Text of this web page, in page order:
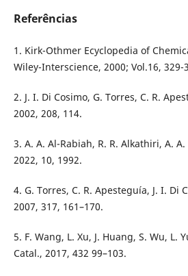
Referências
1. Kirk-Othmer Ecyclopedia of
Wiley-Interscience, 2000; Vol.16, 329-
2. J. I. Di Cosimo, G. Torres, C. R.
2002, 208, 114.
3. A. A. Al-Rabiah, R. R. Alkathiri, A.
2022, 10, 1992.
4. G. Torres, C. R. Apesteguía, J. I. Di
2007, 317, 161–170.
5. F. Wang, L. Xu, J. Huang, S. Wu, L.
Catal., 2017, 432 99–103.